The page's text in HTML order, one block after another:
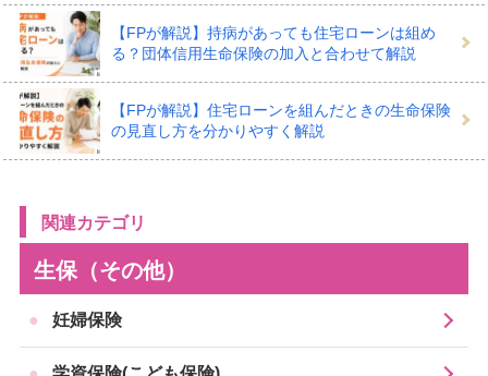
保険金でローンの残債が弁済されるので、残された家族
がローン返済をしなくてもマイホームに住み続けること
ができるものです。住宅ローンを契約する方がおもに検
討したい保障です。
代理店で申し込むのではなく、住宅ローンを借りる銀行
など金融機関で手続きをするのが原則です。また、保険
料は基本的に別途支払うことはなく、特約をつける場合
には住宅ローン金利に上乗せされるしくみです。
【FPが解説】持病があっても住宅ローンは組め
る？団体信用生命保険の加入と合わせて解説
【FPが解説】住宅ローンを組んだときの生命保険
の見直し方を分かりやすく解説
関連カテゴリ
生保（その他）
妊婦保険